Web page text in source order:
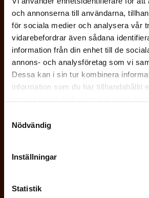
och annonserna till användarna,
för sociala medier och analysera vår
vidarebefordrar även sådana
information från din enhet till de
annons- och analysföretag som vi
Dessa kan i sin tur kombinera
information som du har tillhandahållit
Nödvändig
Inställningar
Statistik
)
På vilket språk vill du ha
SVENSKA FINSKA
Jag godkänner att mina
kommunikationsregister